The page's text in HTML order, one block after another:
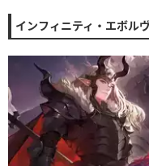
インフィニティ・エボル